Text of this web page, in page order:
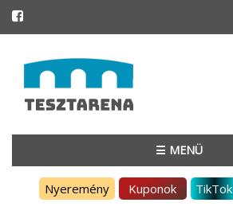
to
content
☰ MENÜ
Nyeremény Kuponok TikTok